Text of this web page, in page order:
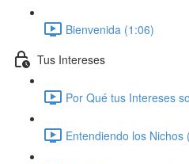
Bienvenida (1:06)
Tus Intereses
Por Qué tus Intereses
Entendiendo los Nichos